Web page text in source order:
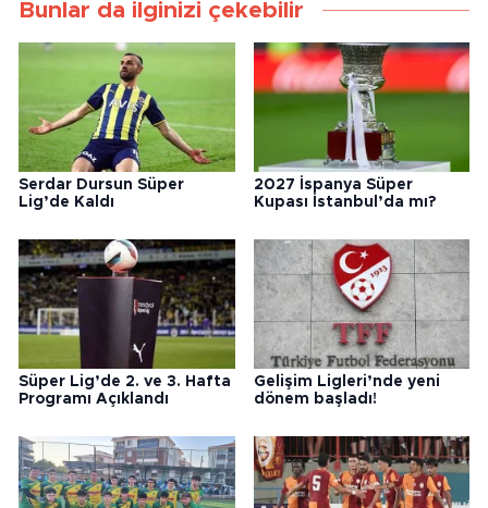
Bunlar da ilginizi çekebilir
Serdar Dursun Süper
Lig’de Kaldı
2027 İspanya Süper
Kupası İstanbul’da mı?
Süper Lig’de 2. ve 3. Hafta
Programı Açıklandı
Gelişim Ligleri’nde yeni
dönem başladı!